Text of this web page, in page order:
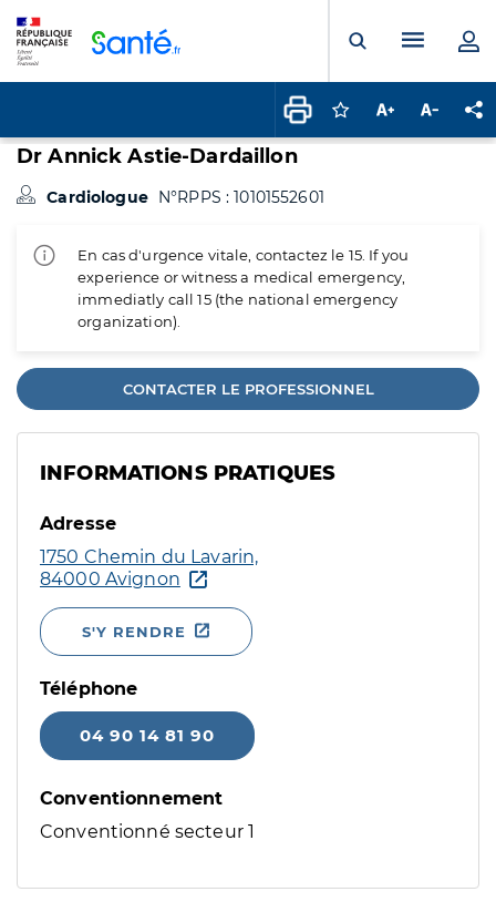
Ouvrir laMenu
Connectez-vous
Augmenter la
Dr Annick Astie-Dardaillon
Cardiologue N°RPPS : 10101552601
En cas d'urgence vitale, contactez le 15. If you
experience or witness a medical emergency,
immediatly call 15 (the national emergency
organization).
CONTACTER LE PROFESSIONNEL
INFORMATIONS PRATIQUES
Adresse
1750 Chemin du Lavarin,
84000 Avignon
S'Y RENDRE
Téléphone
04 90 14 81 90
Conventionnement
Conventionné secteur 1